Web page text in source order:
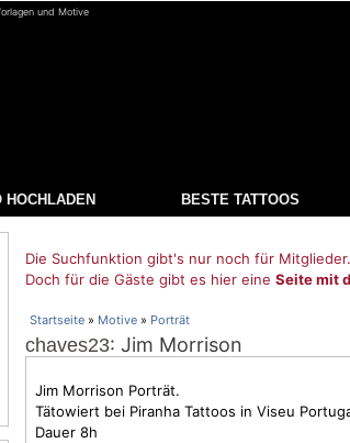
und Motive
HOCHLADEN BESTE TATTOOS
Die Suchfunktion gibt's nur noch für Mitglieder.
Doch für die Gäste gibt es hier eine Seite mit
Startseite » Motive » Porträt
chaves23: Jim Morrison
Jim Morrison Porträt.
Tätowiert bei Piranha Tattoos in Viseu
Dauer 8h